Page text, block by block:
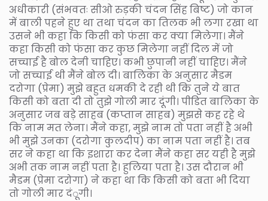
अधीकारी (संभवतः सीओ रुड़की चंदन सिंह बिष्ट) जो कान
में बाली पहने हुए था तथा चंदन का तिलक भी लगा रखा था
उसने भी कहा कि किसी को फंसा कर क्या मिलेगा। मैंने
कहा किसी को फंसा कर कुछ मिलेगा नहीं दिल में जो
सच्चाई है बोल देनी चाहिए। कभी छुपानी नहीं चाहिए। मैंने
जो सच्चाई थी मैंने बोल दी। बालिका के अनुसार मैडम
दरोगा (प्रेमा) मुझे बहुत धमकी दे रही थी कि तुने ये बात
किसी को बता दी तो तुझे गोली मार दूंगी। पीडित बालिका के
अनुसार जब बड़े साहब (कप्तान साहब) मुझसे कह रहे थे
कि नाम मत लेना। मैंने कहा, मुझे नाम तो पता नहीं है अभी
भी मुझे उनका (दरोगा कुलदीप) का नाम पता नहीं है। तब
सर ने कहा था कि इशारा कर देना मैंने कहा सर यही है मुझे
अभी तक नाम नहीं पता है। हुलिया पता है। उस दौरान भी
मैडम (प्रेमा दरोगा) ने कहा था कि किसी को बता भी दिया
तो गोली मार दंूगी।